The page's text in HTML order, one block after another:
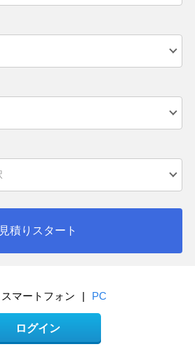
見積りスタート
スマートフォン | PC
ログイン